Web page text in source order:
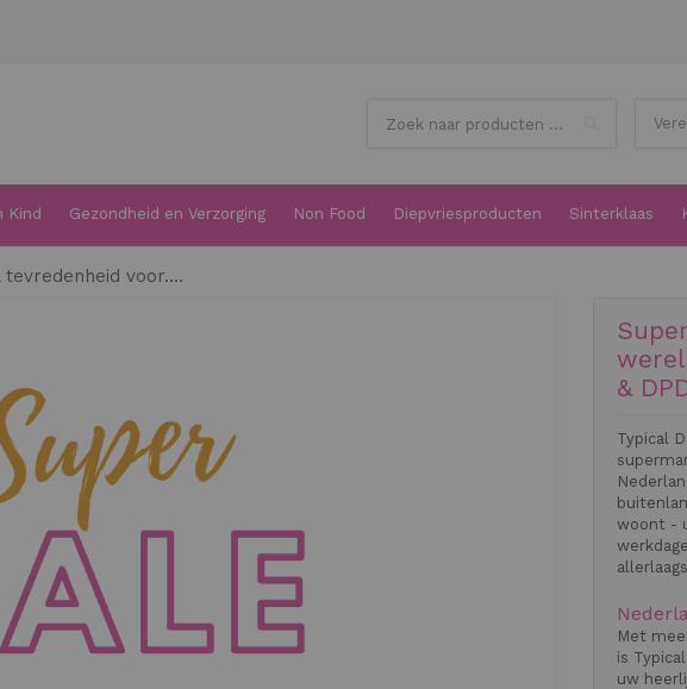
Kind Gezondheid en Verzorging Non Food Diepvriesproducten Sinterklaas
voor....
DIEPVRIESSNACKS BIJ U IN
&
Typical
woont -
Met
is
uw